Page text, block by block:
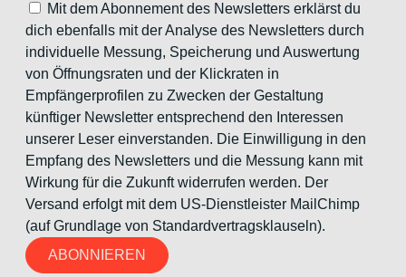
Mit dem Abonnement des Newsletters erklärst du
dich ebenfalls mit der Analyse des Newsletters durch
individuelle Messung, Speicherung und Auswertung
von Öffnungsraten und der Klickraten in
Empfängerprofilen zu Zwecken der Gestaltung
künftiger Newsletter entsprechend den Interessen
unserer Leser einverstanden. Die Einwilligung in den
Empfang des Newsletters und die Messung kann mit
Wirkung für die Zukunft widerrufen werden. Der
Versand erfolgt mit dem US-Dienstleister MailChimp
(auf Grundlage von Standardvertragsklauseln).
ABONNIEREN